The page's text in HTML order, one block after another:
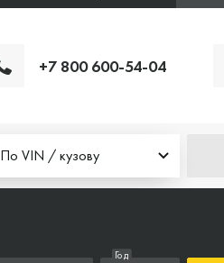
+7 800 600-54-04
По VIN / кузову
Год